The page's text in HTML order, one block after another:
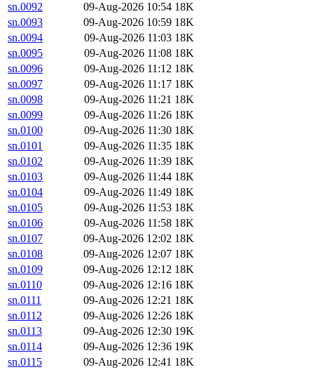
sn.0092
09-Aug-2026 10:54 18K
sn.0093
09-Aug-2026 10:59 18K
sn.0094
09-Aug-2026 11:03 18K
sn.0095
09-Aug-2026 11:08 18K
sn.0096
09-Aug-2026 11:12 18K
sn.0097
09-Aug-2026 11:17 18K
sn.0098
09-Aug-2026 11:21 18K
sn.0099
09-Aug-2026 11:26 18K
sn.0100
09-Aug-2026 11:30 18K
sn.0101
09-Aug-2026 11:35 18K
sn.0102
09-Aug-2026 11:39 18K
sn.0103
09-Aug-2026 11:44 18K
sn.0104
09-Aug-2026 11:49 18K
sn.0105
09-Aug-2026 11:53 18K
sn.0106
09-Aug-2026 11:58 18K
sn.0107
09-Aug-2026 12:02 18K
sn.0108
09-Aug-2026 12:07 18K
sn.0109
09-Aug-2026 12:12 18K
sn.0110
09-Aug-2026 12:16 18K
sn.0111
09-Aug-2026 12:21 18K
sn.0112
09-Aug-2026 12:26 18K
sn.0113
09-Aug-2026 12:30 19K
sn.0114
09-Aug-2026 12:36 19K
sn.0115
09-Aug-2026 12:41 18K